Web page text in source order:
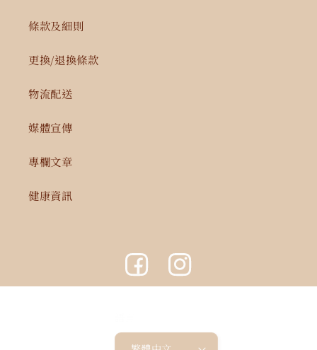
條款及細則
更換/退換條款
物流配送
媒體宣傳
專欄文章
健康資訊
FacebookInstagram